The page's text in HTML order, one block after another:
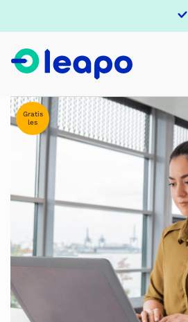
Verdiep je in een
Gratis
les